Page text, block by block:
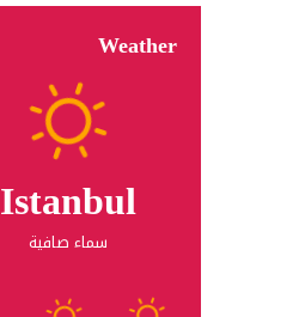
Weather
Istanbul
سماء صافية